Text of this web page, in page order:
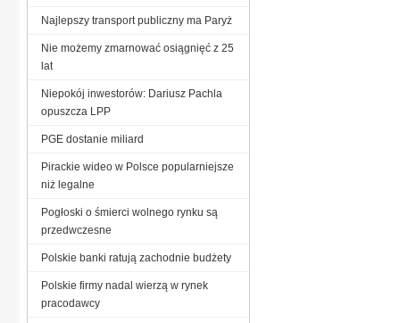
Najlepszy transport publiczny ma Paryż
Nie możemy zmarnować osiągnięć z 25
lat
Niepokój inwestorów: Dariusz Pachla
opuszcza LPP
PGE dostanie miliard
Pirackie wideo w Polsce popularniejsze
niż legalne
Pogłoski o śmierci wolnego rynku są
przedwczesne
Polskie banki ratują zachodnie budżety
Polskie firmy nadal wierzą w rynek
pracodawcy